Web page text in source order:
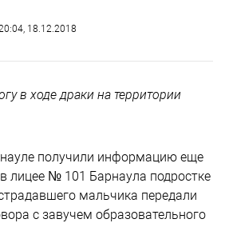
18.12.2018
в ходе драки на территории
получили информацию еще
лицее № 101 Барнаула подростке
мальчика передали
с завучем образовательного